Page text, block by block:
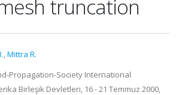
truncation
,Mittra R.
Propagation-Society International
Birleşik Devletleri, 16 - 21 Temmuz 2000,